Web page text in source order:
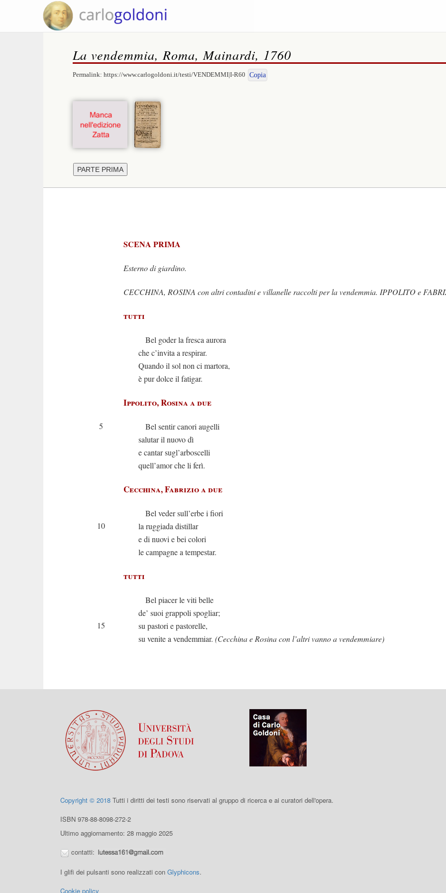
La vendemmia, Roma, Mainardi, 1760
Permalink: https://www.carlogoldoni.it/testi/VENDEMMI|I-R60 Copia
SCENA PRIMA
Esterno di giardino.
CECCHINA, ROSINA con altri contadini e villanelle raccolti per la vendemmia. IPPOLITO e
tutti
Bel goder la fresca aurora
che c’invita a respirar.
Quando il sol non ci martora,
è pur dolce il fatigar.
Ippolito, Rosina a due
5
Bel sentir canori augelli
salutar il nuovo dì
e cantar sugl’arboscelli
quell’amor che li ferì.
Cecchina, Fabrizio a due
Bel veder sull’erbe i fiori
10
la ruggiada distillar
e di nuovi e bei colori
le campagne a tempestar.
tutti
Bel piacer le viti belle
de’ suoi grappoli spogliar;
15
su pastori e pastorelle,
su venite a vendemmiar. (Cecchina e Rosina con l’altri vanno a vendemmiare)
Copyright © 2018 Tutti i diritti dei testi sono riservati al gruppo di ricerca e ai curatori dell'opera.
ISBN 978-88-8098-272-2
Ultimo aggiornamento: 28 maggio 2025
contatti:
I glifi dei pulsanti sono realizzati con Glyphicons.
Cookie policy